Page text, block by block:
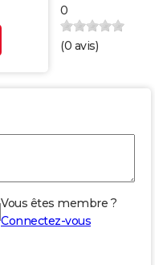
0
(0 avis)
Vous êtes membre ?
Connectez-vous